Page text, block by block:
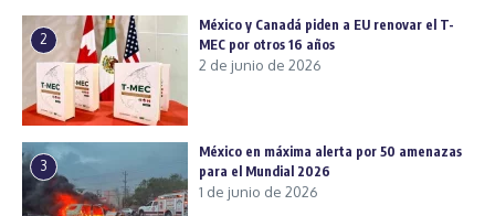
2
México y Canadá piden a EU renovar el T-
MEC por otros 16 años
2 de junio de 2026
3
México en máxima alerta por 50 amenazas
para el Mundial 2026
1 de junio de 2026